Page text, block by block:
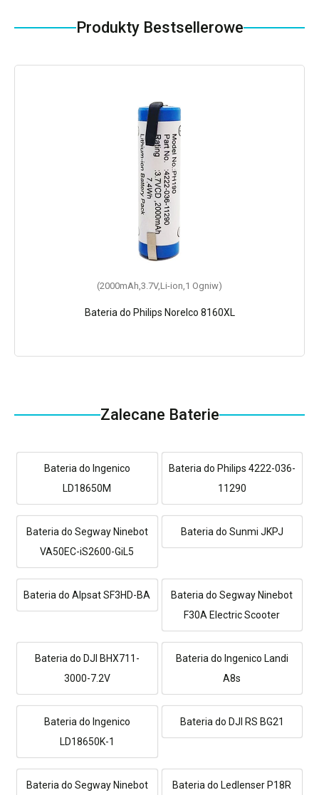
Produkty Bestsellerowe
(2000mAh,3.7V,Li-ion,1 Ogniw)
Bateria do Philips Norelco 8160XL
Zalecane Baterie
Bateria do Ingenico
LD18650M
Bateria do Philips 4222-036-
11290
Bateria do Segway Ninebot
VA50EC-iS2600-GiL5
Bateria do Sunmi JKPJ
Bateria do Alpsat SF3HD-BA
Bateria do Segway Ninebot
F30A Electric Scooter
Bateria do DJI BHX711-
3000-7.2V
Bateria do Ingenico Landi
A8s
Bateria do Ingenico
LD18650K-1
Bateria do DJI RS BG21
Bateria do Segway Ninebot
Bateria do Ledlenser P18R